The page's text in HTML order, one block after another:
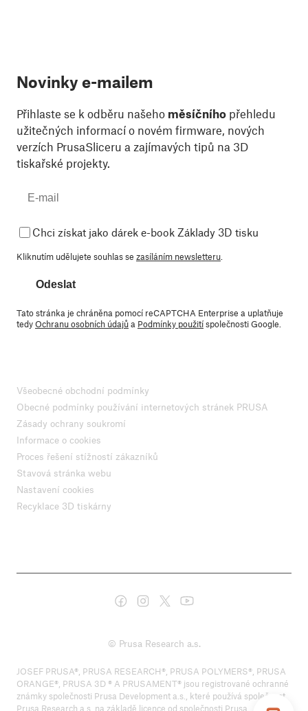
Novinky e-mailem
Přihlaste se k odběru našeho měsíčního přehledu
užitečných informací o novém firmware, nových
verzích PrusaSliceru a zajímavých tipů na 3D
tiskařské projekty.
Chci získat jako dárek e-book Základy 3D tisku
Kliknutím udělujete souhlas se zasíláním newsletteru.
Odeslat
Tato stránka je chráněna pomocí reCAPTCHA Enterprise a uplatňuje
tedyOchranu osobních údajůa Podmínky použitíspolečnosti Google.
Všeobecné obchodní podmínky
Obecné podmínky používání internetových stránek PRUSA
Zásady ochrany soukromí
Informace o cookies
Proces řešení stížností zákazníků
Stavová stránka webu
Nastavení cookies
Recyklace 3D tiskárny
© Prusa Research a.s.
JOSEF PRUSA®, PRUSA RESEARCH®, PRUSA POLYMERS®, PRUSA
ORANGE®, PRUSA 3D ® A PRUSAMENT® jsou registrované ochranné
známky společnosti Prusa Development a.s., které používá společnost
Prusa Research a.s. na základě licence od společnosti Prusa